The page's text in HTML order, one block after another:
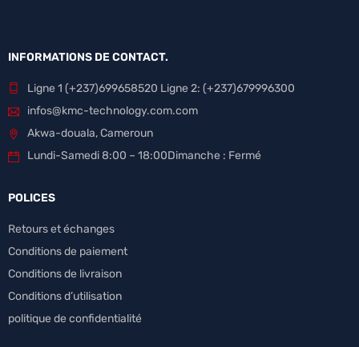
INFORMATIONS DE CONTACT.
Ligne 1 (+237)699658520 Ligne 2: (+237)679996300
infos@kmc-technology.com.com
Akwa-douala, Cameroun
Lundi-Samedi 8:00 – 18:00Dimanche : Fermé
POLICES
Retours et échanges
Conditions de paiement
Conditions de livraison
Conditions d’utilisation
politique de confidentialité